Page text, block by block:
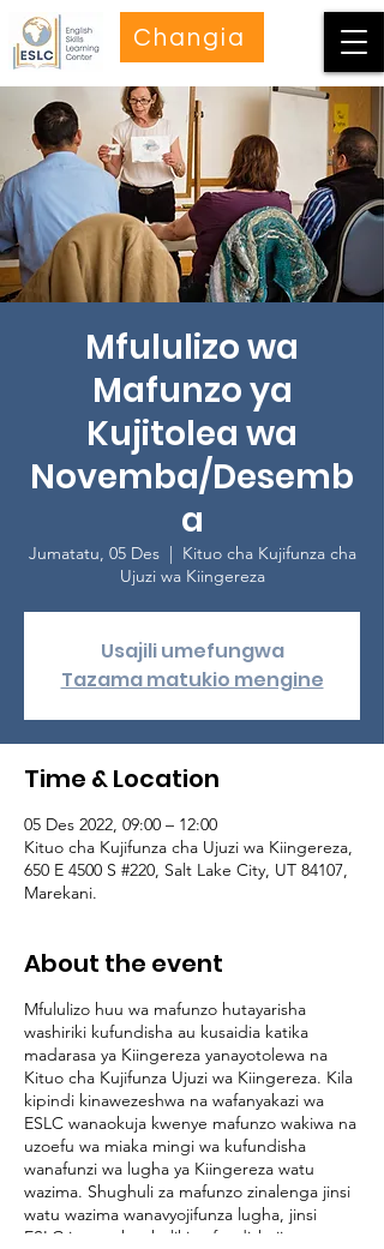
Changia
Mfululizo wa
Mafunzo ya
Kujitolea wa
Novemba/Desemb
a
Jumatatu, 05 Des
  |
Kituo cha Kujifunza cha
Ujuzi wa Kiingereza
Usajili umefungwa
Tazama matukio mengine
Time & Location
05 Des 2022, 09:00 – 12:00
Kituo cha Kujifunza cha Ujuzi wa Kiingereza,
650 E 4500 S #220, Salt Lake City, UT 84107,
Marekani.
About the event
Mfululizo huu wa mafunzo hutayarisha
washiriki kufundisha au kusaidia katika
madarasa ya Kiingereza yanayotolewa na
Kituo cha Kujifunza Ujuzi wa Kiingereza. Kila
kipindi kinawezeshwa na wafanyakazi wa
ESLC wanaokuja kwenye mafunzo wakiwa na
uzoefu wa miaka mingi wa kufundisha
wanafunzi wa lugha ya Kiingereza watu
wazima. Shughuli za mafunzo zinalenga jinsi
watu wazima wanavyojifunza lugha, jinsi
ESLC inavyoshughulikia ufundishaji, na